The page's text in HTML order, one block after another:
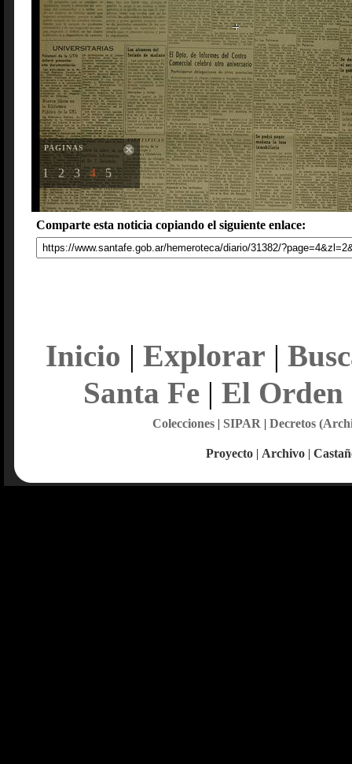
PAGINAS
1 2 3 4 5
Comparte esta noticia copiando el siguiente enlace:
Inicio | Explorar |
Santa Fe| El Orden
Colecciones| SIPAR | Decretos
Proyecto | Archivo |